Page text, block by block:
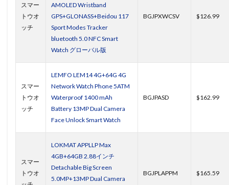
スマー
トウオ
ッチ
AMOLED Wristband
GPS+GLONASS+Beidou 117
Sport Modes Tracker
bluetooth 5.0 NFC Smart
Watch グローバル版
BGJPXWCSV $126.99
スマー
トウオ
ッチ
LEMFO LEM14 4G+64G 4G
Network Watch Phone 5ATM
Waterproof 1400 mAh
Battery 13MP Dual Camera
Face Unlock Smart Watch
BGJPASD $162.99
スマー
トウオ
LOKMAT APPLLP Max
4GB+64GB 2.88インチ
Detachable Big Screen
5.0MP+13MP Dual Camera
BGJPLAPPM $165.59